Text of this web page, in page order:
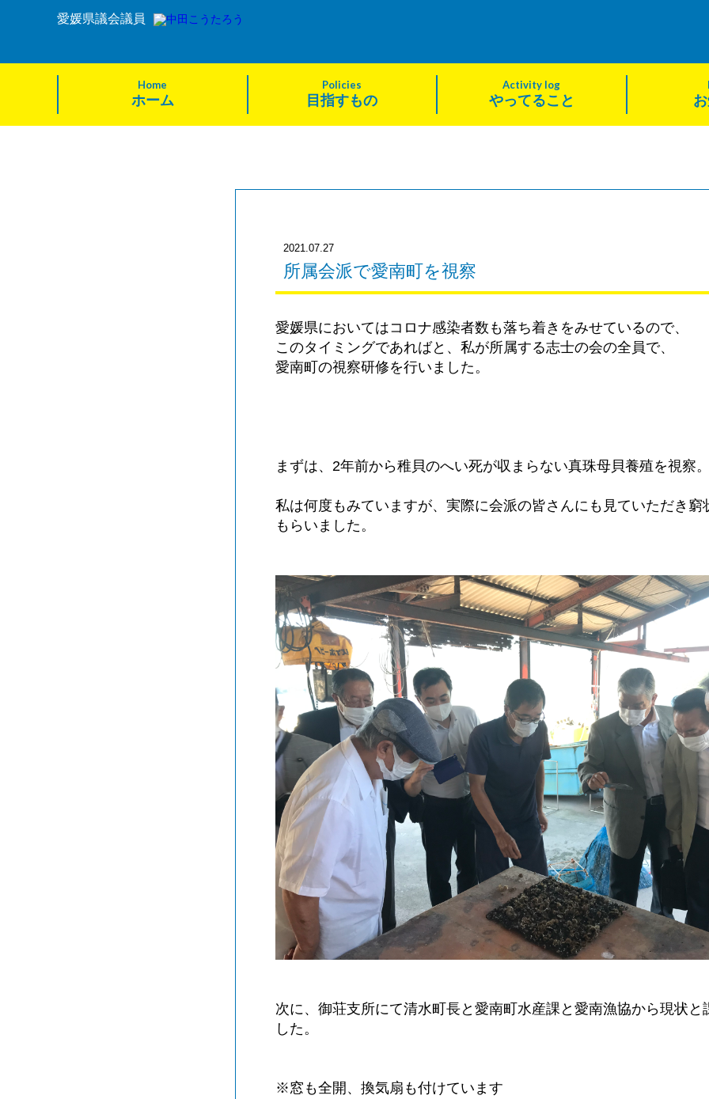
愛媛県議会議員
Home
ホーム
Policies
目指すもの
Activity log
やってること
2021.07.27
所属会派で愛南町を視察
愛媛県においてはコロナ感染者数も落ち着きをみせているので、
このタイミングであればと、私が所属する志士の会の全員で、
愛南町の視察研修を行いました。
まずは、2年前から稚貝のへい死が収まらない真珠母貝養殖を視察。
私は何度もみていますが、実際に会派の皆さんにも見ていただき窮
もらいました。
次に、御荘支所にて清水町長と愛南町水産課と愛南漁協から現状と
した。
※窓も全開、換気扇も付けています